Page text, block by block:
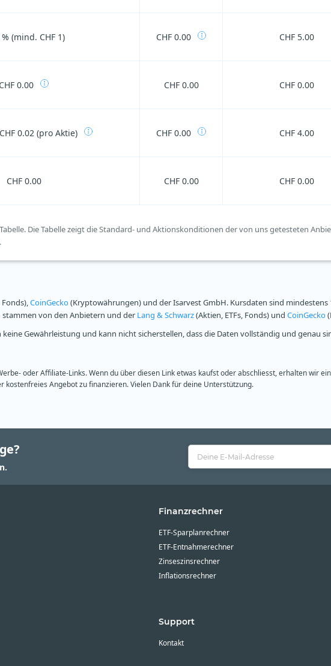
(mind. CHF 1) CHF 0.00 CHF 5.00
CHF 0.00 CHF 0.00 CHF 0.00
0.02 (pro Aktie) CHF 0.00 CHF 4.00
CHF 0.00 CHF 0.00 CHF 0.00
Die Tabelle zeigt die Standard- und Aktionskonditionen der von uns getesteten
Fonds),CoinGecko(Kryptowährungen) und der Isarvest GmbH. Kursdaten sind
stammen von den Anbietern und der Lang & Schwarz(Aktien, ETFs, Fonds) und CoinGecko
Gewährleistung und kann nicht sicherstellen, dass die Daten vollständig und genau
oder Affiliate-Links. Wenn du über diesen Link etwas kaufst oder abschliesst, erhalten wir
Angebot zu finanzieren. Vielen Dank für deine Unterstützung.
Finanzrechner
ETF-Sparplanrechner
ETF-Entnahmerechner
Zinseszinsrechner
Inflationsrechner
Support
Kontakt